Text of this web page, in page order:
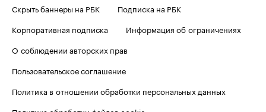
Скрыть баннеры на РБК
Подписка на РБК
Корпоративная подписка
Информация об ограничениях
О соблюдении авторских прав
Пользовательское соглашение
Политика в отношении обработки персональных данных